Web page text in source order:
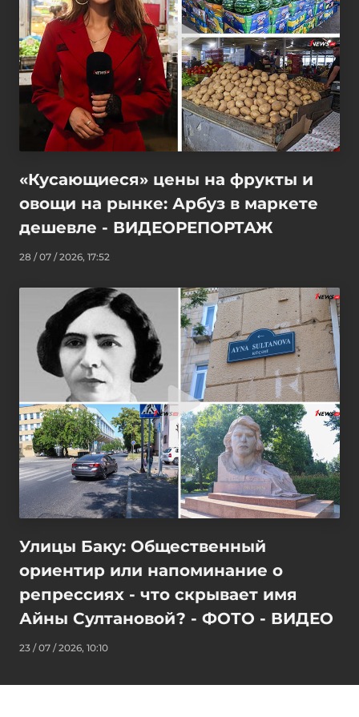
«Кусающиеся» цены на фрукты и
овощи на рынке: Арбуз в маркете
дешевле - ВИДЕОРЕПОРТАЖ
28 / 07 / 2026, 17:52
Улицы Баку: Общественный
ориентир или напоминание о
репрессиях - что скрывает имя
Айны Султановой? - ФОТО - ВИДЕО
23 / 07 / 2026, 10:10